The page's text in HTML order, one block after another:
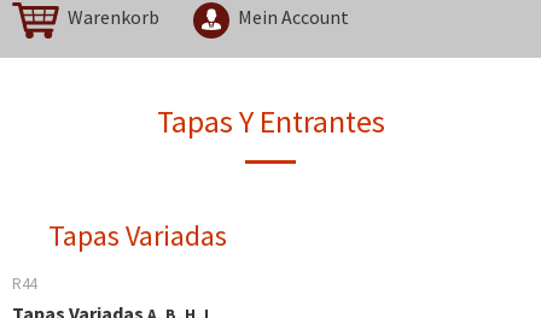
Warenkorb Mein Account
Tapas Y Entrantes
Tapas Variadas
R44
Tapas Variadas